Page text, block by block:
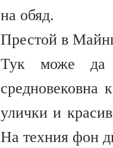
на обяд.
Престой в
Тук може да
средновековна
улички и
На техния фон